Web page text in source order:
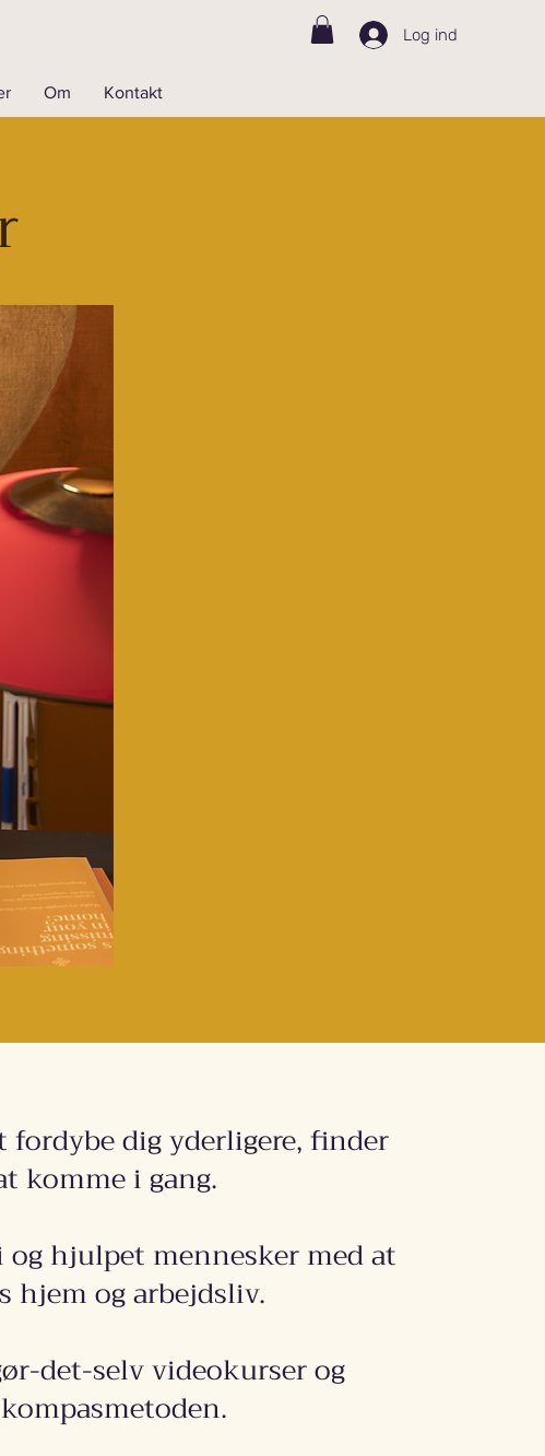
Log ind
Om Kontakt
dig yderligere, finder
komme i gang.
og hjulpet mennesker med at
hjem og arbejdsliv.
det-selv videokurser og